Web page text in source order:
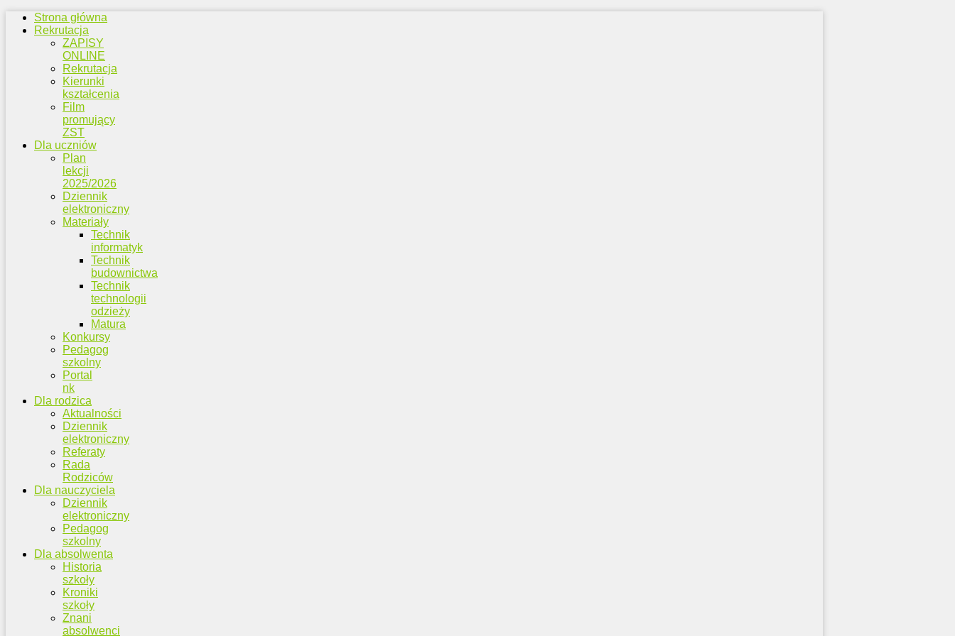
Strona główna
Rekrutacja
ZAPISY
ONLINE
Rekrutacja
Kierunki
kształcenia
Film
promujący
ZST
Dla uczniów
Plan
lekcji
2025/2026
Dziennik
elektroniczny
Materiały
Technik
informatyk
Technik
budownictwa
Technik
technologii
odzieży
Matura
Konkursy
Pedagog
szkolny
Portal
nk
Dla rodzica
Aktualności
Dziennik
elektroniczny
Referaty
Rada
Rodziców
Dla nauczyciela
Dziennik
elektroniczny
Pedagog
szkolny
Dla absolwenta
Historia
szkoły
Kroniki
szkoły
Znani
absolwenci